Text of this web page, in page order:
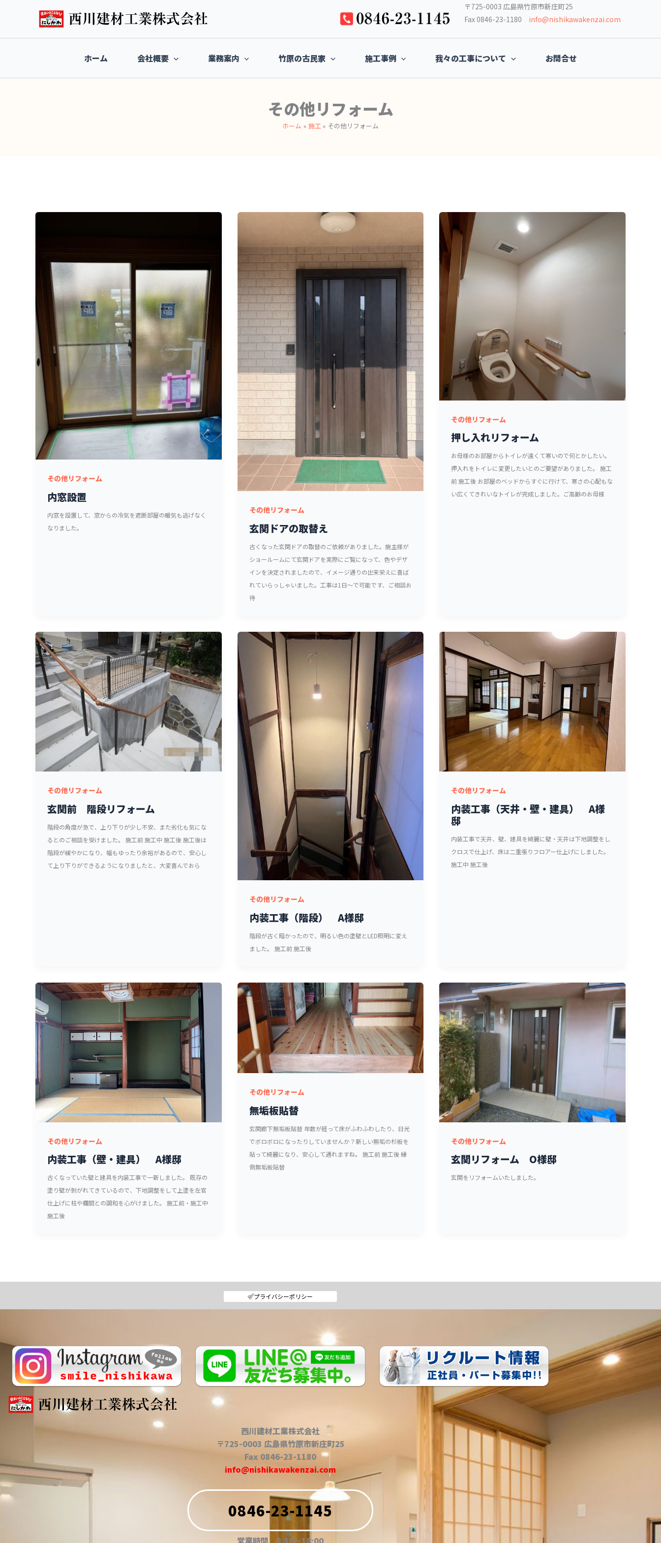
〒725-0003 広島県竹原市新庄町25
Fax 0846-23-1180 info@nishikawakenzai.com
ホーム 会社概要 業務案内 竹原の古民家 施工事例 我々の工事について お問合せ
その他リフォーム
ホーム 施工 その他リフォーム
その他リフォーム
内窓設置
内窓を設置して、窓からの冷気を遮断部屋の暖気も逃げなく
なりました。
その他リフォーム
玄関ドアの取替え
古くなった玄関ドアの取替のご依頼がありました。施主様が
ショールームにて玄関ドアを実際にご覧になって、色やデザ
インを決定されましたので、イメージ通りの出来栄えに喜ば
れていらっしゃいました。工事は1日～で可能です、ご相談お
待
その他リフォーム
押し入れリフォーム
お母様のお部屋からトイレが遠くて寒いので何とかしたい。
押入れをトイレに変更したいとのご要望がありました。 施工
前 施工後 お部屋のベッドからすぐに行けて、寒さの心配もな
い広くてきれいなトイレが完成しました。ご高齢のお母様
その他リフォーム
玄関前 階段リフォーム
階段の角度が急で、上り下りが少し不安、また劣化も気にな
るとのご相談を受けました。 施工前 施工中 施工後 施工後は
階段が緩やかになり、幅もゆったり余裕があるので、安心し
て上り下りができるようになりましたと、大変喜んでおら
その他リフォーム
内装工事（階段） A様邸
階段が古く暗かったので、明るい色の塗壁とLED照明に変え
ました。 施工前 施工後
その他リフォーム
内装工事（天井・壁・建具） A様
邸
内装工事で天井、壁、建具を綺麗に壁・天井は下地調整をし
クロスで仕上げ、床は二重張りフロアー仕上げにしました。
施工中 施工後
その他リフォーム
内装工事（壁・建具） A様邸
古くなっていた壁と建具を内装工事で一新しました。 既存の
塗り壁が剝がれてきているので、下地調整をして上塗を左官
仕上げに柱や欄間との調和を心がけました。 施工前・施工中
施工後
その他リフォーム
無垢板貼替
玄関廊下無垢板貼替 年数が経って床がふわふわしたり、日光
でボロボロになったりしていませんか？新しい無垢の杉板を
貼って綺麗になり、安心して通れますね。 施工前 施工後 縁
側無垢板貼替
その他リフォーム
玄関リフォーム O様邸
玄関をリフォームいたしました。
プライバシーポリシー
西川建材工業株式会社
〒725-0003 広島県竹原市新庄町25
Fax 0846-23-1180
info@nishikawakenzai.com
0846-23-1145
営業時間 8:30〜18:00